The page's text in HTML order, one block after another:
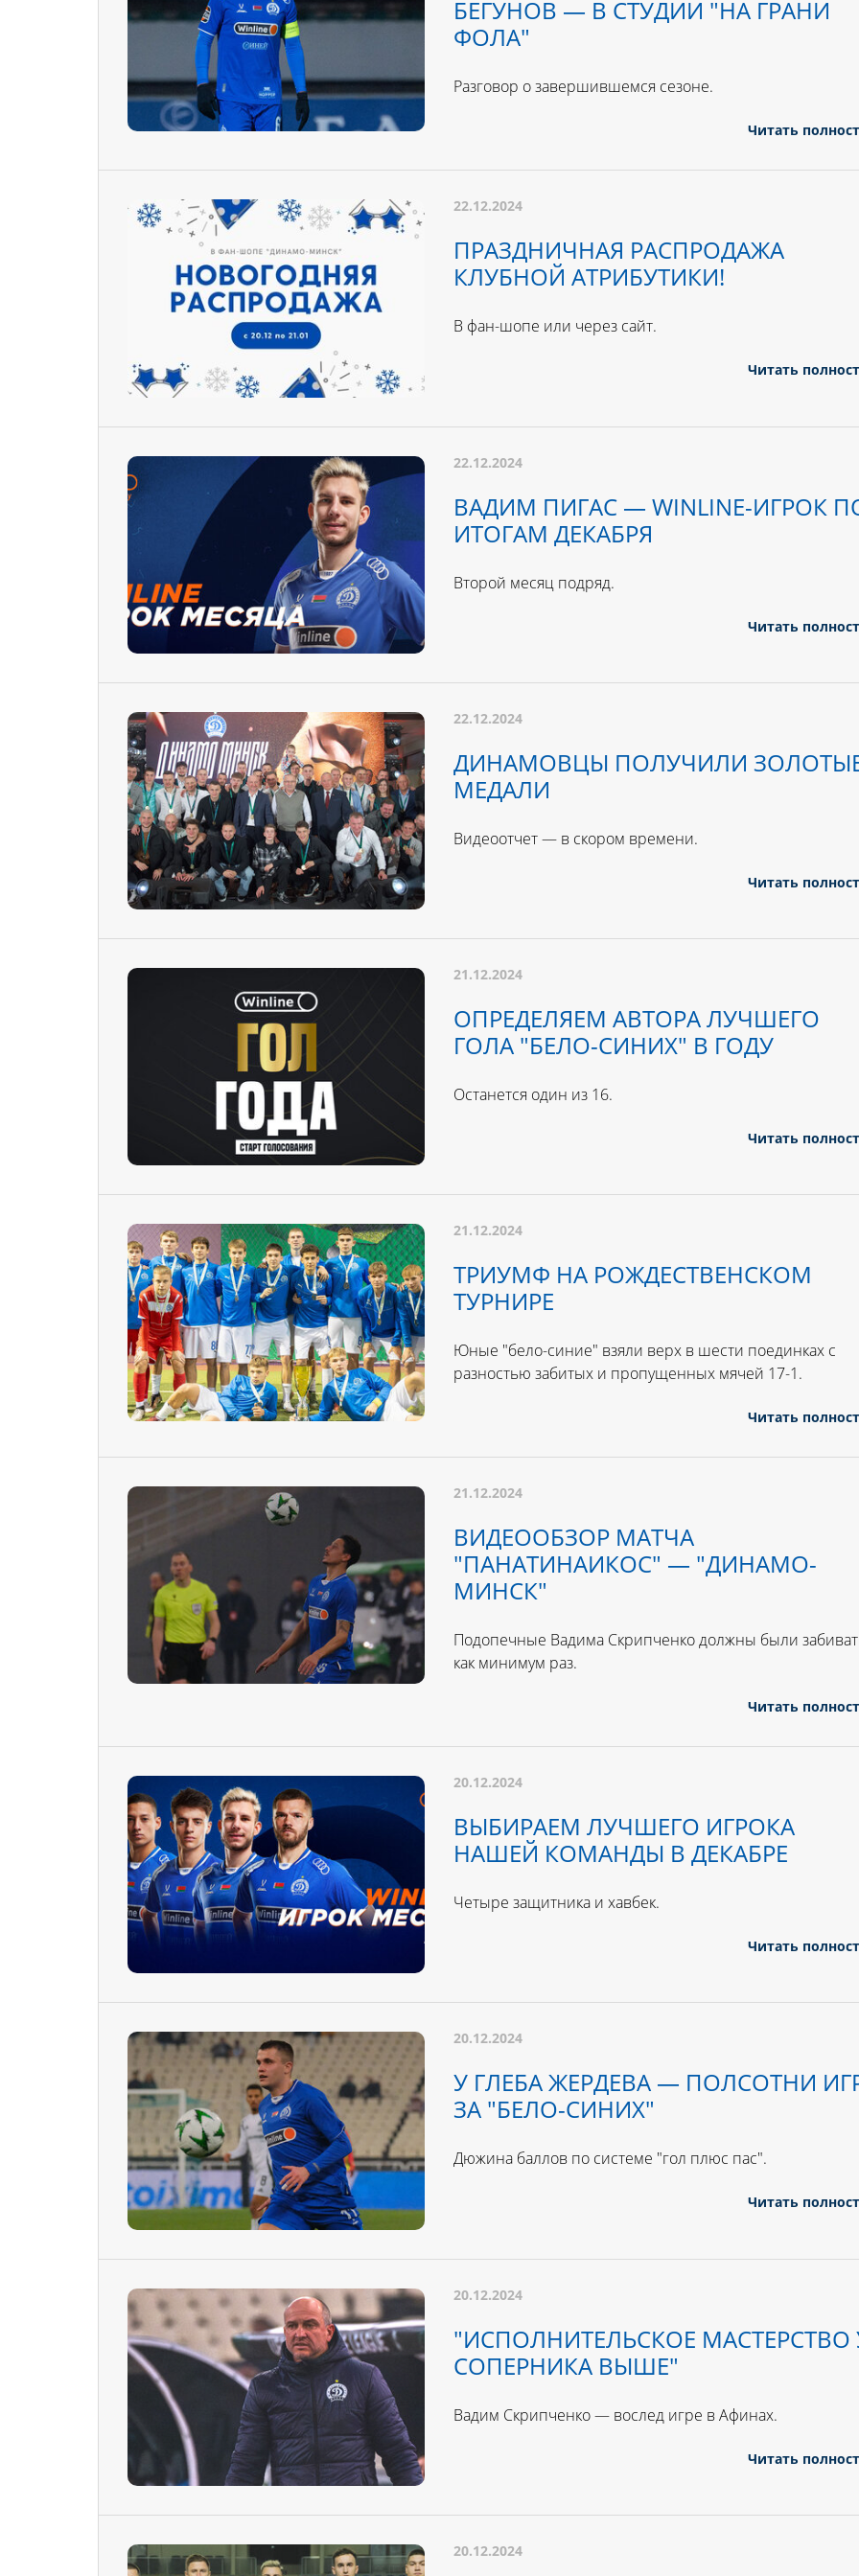
БЕГУНОВ — В СТУДИИ "НА ГРАНИ
ФОЛА"
Разговор о завершившемся сезоне.
Читать
22.12.2024
ПРАЗДНИЧНАЯ РАСПРОДАЖА
КЛУБНОЙ АТРИБУТИКИ!
В фан-шопе или через сайт.
Читать
22.12.2024
ВАДИМ ПИГАС — WINLINE-ИГРОК
ИТОГАМ ДЕКАБРЯ
Второй месяц подряд.
Читать
22.12.2024
ДИНАМОВЦЫ ПОЛУЧИЛИ
МЕДАЛИ
Видеоотчет — в скором времени.
Читать
21.12.2024
ОПРЕДЕЛЯЕМ АВТОРА ЛУЧШЕГО
ГОЛА "БЕЛО-СИНИХ" В ГОДУ
Останется один из 16.
Читать
21.12.2024
ТРИУМФ НА РОЖДЕСТВЕНСКОМ
ТУРНИРЕ
Юные "бело-синие" взяли верх в шести поединках с
разностью забитых и пропущенных мячей 17-1.
Читать
21.12.2024
ВИДЕООБЗОР МАТЧА
"ПАНАТИНАИКОС" — "ДИНАМО-
МИНСК"
Подопечные Вадима Скрипченко должны были
как минимум раз.
Читать
20.12.2024
ВЫБИРАЕМ ЛУЧШЕГО ИГРОКА
НАШЕЙ КОМАНДЫ В ДЕКАБРЕ
Четыре защитника и хавбек.
Читать
20.12.2024
У ГЛЕБА ЖЕРДЕВА — ПОЛСОТНИ
ЗА "БЕЛО-СИНИХ"
Дюжина баллов по системе "гол плюс пас".
Читать
20.12.2024
"ИСПОЛНИТЕЛЬСКОЕ МАСТЕРСТВО
СОПЕРНИКА ВЫШЕ"
Вадим Скрипченко — вослед игре в Афинах.
Читать
20.12.2024